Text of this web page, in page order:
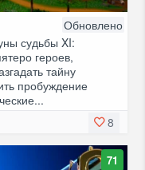
Обновлено
судьбы XI:
героев,
тайну
пробуждение
8
71